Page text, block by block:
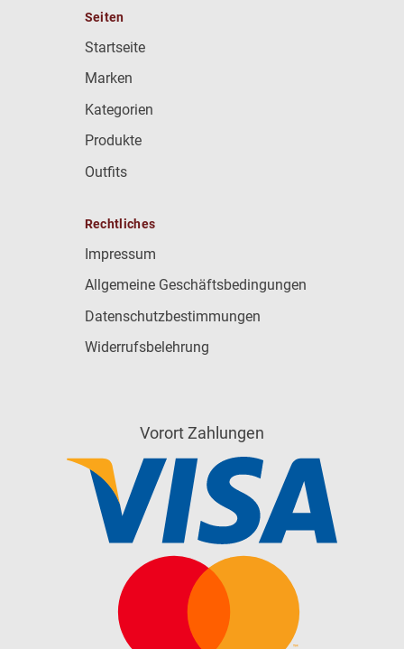
Seiten
Startseite
Marken
Kategorien
Produkte
Outfits
Rechtliches
Impressum
Allgemeine Geschäftsbedingungen
Datenschutzbestimmungen
Widerrufsbelehrung
Vorort Zahlungen